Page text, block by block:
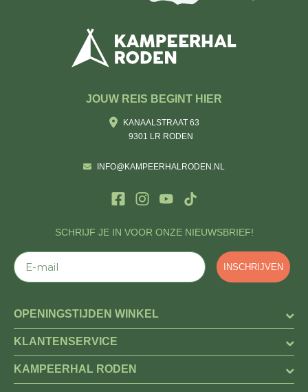
SCHRIJF JE IN VOOR ONZE NIEUWSBRIEF!
E-mail
INSCHRIJVEN
JOUW REIS BEGINT HIER
KANAALSTRAAT 63
9301 LR RODEN
INFO@KAMPEERHALRODEN.NL
OPENINGSTIJDEN WINKEL
KLANTENSERVICE
KAMPEERHAL RODEN